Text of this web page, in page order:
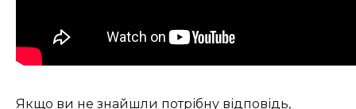
Якщо ви не знайшли потрібну відповідь,